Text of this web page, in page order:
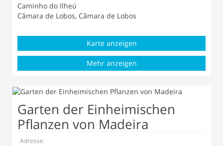
Caminho do Ilheú
Câmara de Lobos, Câmara de Lobos
Karte anzeigen
Mehr anzeigen
Garten der Einheimischen
Pflanzen von Madeira
Adresse: